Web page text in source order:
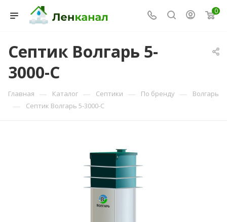
0
Септик Волгарь 5-
3000-С
Главная — Каталог — Септики — По бренду — Волгарь
— Септик Волгарь 5-3000-С
Консультант Ленканал